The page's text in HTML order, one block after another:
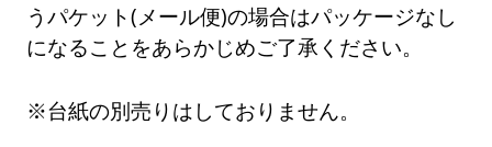
うパケット(メール便)の場合はパッケージなし
になることをあらかじめご了承ください。
※台紙の別売りはしておりません。